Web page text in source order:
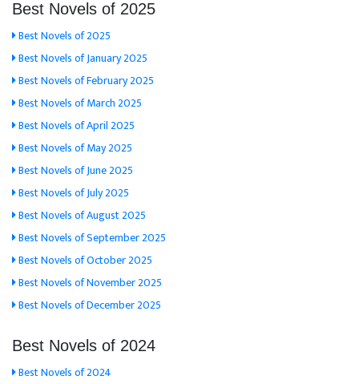
Best Novels of 2025
Best Novels of 2025
Best Novels of January 2025
Best Novels of February 2025
Best Novels of March 2025
Best Novels of April 2025
Best Novels of May 2025
Best Novels of June 2025
Best Novels of July 2025
Best Novels of August 2025
Best Novels of September 2025
Best Novels of October 2025
Best Novels of November 2025
Best Novels of December 2025
Best Novels of 2024
Best Novels of 2024